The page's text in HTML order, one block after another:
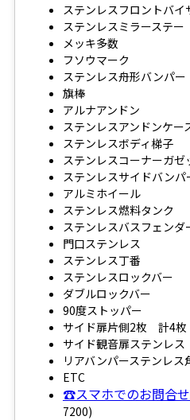
ステンレスフロントバイ
ステンレスミラーステー
メッキ多数
フソウマーク
ステンレス舟形バンパー
旗棒
アルナアンドン
ステンレスアンドンケー
ステンレスボディ梯子
ステンレスコーナーガゼ
ステンレスサイドバン
アルミホイール
ステンレス燃料タンク
ステンレスバスフェンダ
門口ステンレス
ステンレス丁番
ステンレスロックバー
ダブルロックバー
90度ストッパー
サイド扉片側2枚 計4枚
サイド観音扉ステンレス
リアバンパーステンレス
ETC
☎スマホでのお問合
7200)